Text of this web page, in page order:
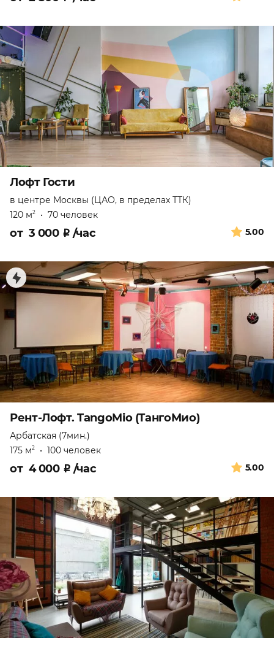
Лофт Гости
в центре Москвы (ЦАО, в пределах ТТК)
120 м2 • 70 человек
5.00
от 3 000 ₽ /час
Рент-Лофт. TangoMio (ТангоМио)
Арбатская (7мин.)
175 м2 • 100 человек
5.00
от 4 000 ₽ /час